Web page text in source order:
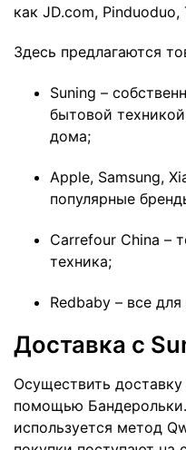
как JD.com, Pinduoduo,
Здесь предлагаются
Suning –
бытовой
дома;
Apple, Samsung,
популярные
Carrefour China –
техника;
Redbaby – все для
Доставка с
Осуществить
помощью
используется метод